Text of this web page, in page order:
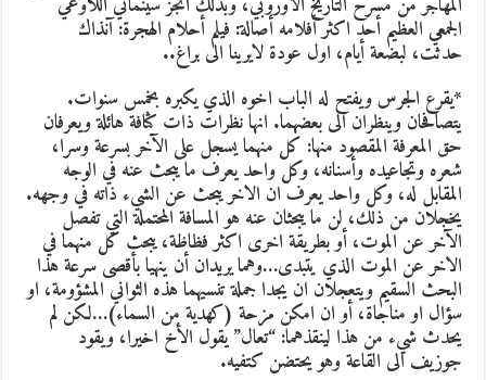
الجمعي العظيم أحد اكثر أفلامه أصالة: فيلم أحلام الهجرة: آنذاك
حدثت، لبضعة أيام، اول عودة لايرينا الى براغ..
*يقرع الجرس ويفتح له الباب اخوه الذي يكبره بخمس سنوات.
يتصافحان وينظران الى بعضهما. انها نظرات ذات كثافة هائلة ويعرفان
حق المعرفة المقصود منها: كل منهما يسجل على الآخر بسرعة وسرا،
شعره وتجاعيده وأسنانه، وكل واحد يعرف ما يبحث عنه في الوجه
المقابل له، وكل واحد يعرف ان الاخر يبحث عن الشيء ذاته في وجهه.
يخجلان من ذلك، لن ما يبحثان عنه هو المسافة المحتملة التي تفصل
الآخر عن الموت، أو بطريقة اخرى اكثر فظاظة، يبحث كل منهما في
الاخر عن الموت الذي يتبدى…وهما يريدان أن ينهيا بأقصى سرعة هذا
البحث السقيم ويتعجلان ان يجدا جملة تنسيهما هذه الثواني المشؤومة، او
سؤال او مناجاة، أو ان امكن مزحة (كهدية من السماء)…لكن لم
يحدث شيء من هذا لينقذهما: “تعال” يقول الأخ اخيرا، ويقود
جوزيف الى القاعة وهو يحتضن كتفيه.